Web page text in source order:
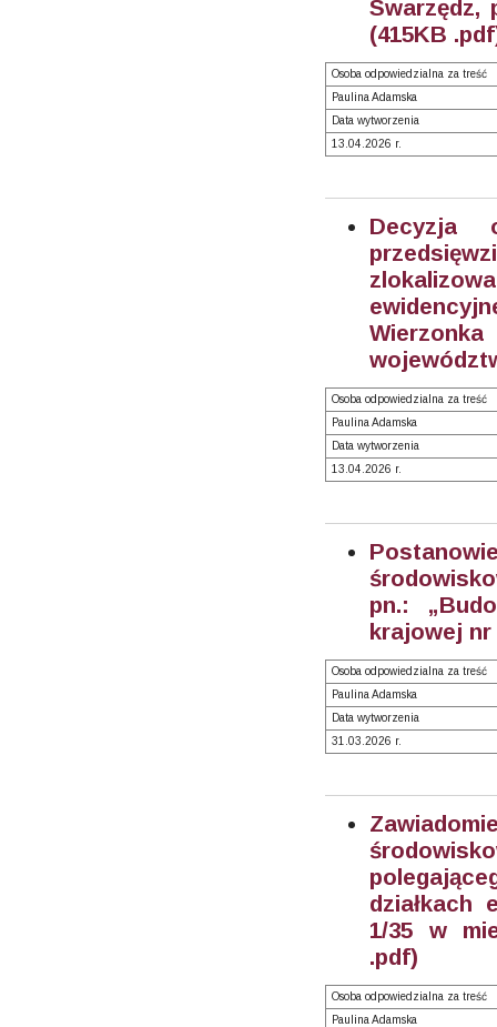
Swarzędz,
(415KB
Osoba odpowiedzialna za treść
Paulina Adamska
Data wytworzenia
13.04.2026 r.
Decyzja
Osoba odpowiedzialna za treść
Paulina Adamska
Data wytworzenia
13.04.2026 r.
pn.:
krajowej nr
Osoba odpowiedzialna za treść
Paulina Adamska
Data wytworzenia
31.03.2026 r.
działkach
1/35 w
.pdf)
Osoba odpowiedzialna za treść
Paulina Adamska